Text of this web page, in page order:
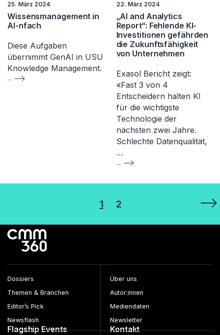
25. März 2024
Wissensmanagement in
AI-nfach
Diese Aufgaben
übernimmt GenAI in USU
Knowledge Management.
...
22. März 2024
„AI and Analytics
Report“: Fehlende KI-
Investitionen gefährden
die Zukunftsfähigkeit
von Unternehmen
Exasol Bericht zeigt:
«Fast 3 von 4
Entscheidern halten KI
für die wichtigste
Technologie der
nächsten zwei Jahre.
Schlechte Datenqualität,
…
...
Seitennummerierung
der
Beiträge
1 2
Dossiers
Themen & Branchen
Editor’s Pick
Newsflash
Über uns
Autor:innen
Mediendaten
Newsletter
Flagship Events Kontakt